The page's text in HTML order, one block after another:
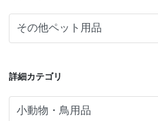
詳細カテゴリ